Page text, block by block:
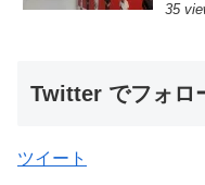
35
Twitter でフォロ
ツイート